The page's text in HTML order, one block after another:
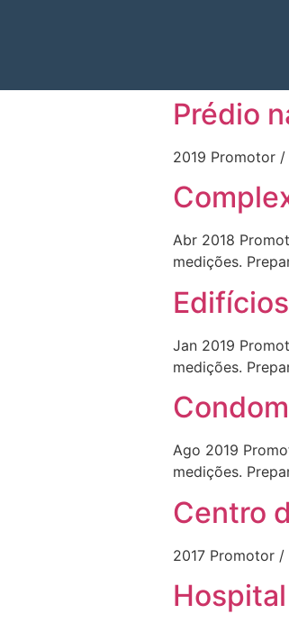
Prédio
2019 Promotor
Abr 2018
medições.
Jan 2019
medições.
Ago 2019
medições.
Centro
2017 Promotor /